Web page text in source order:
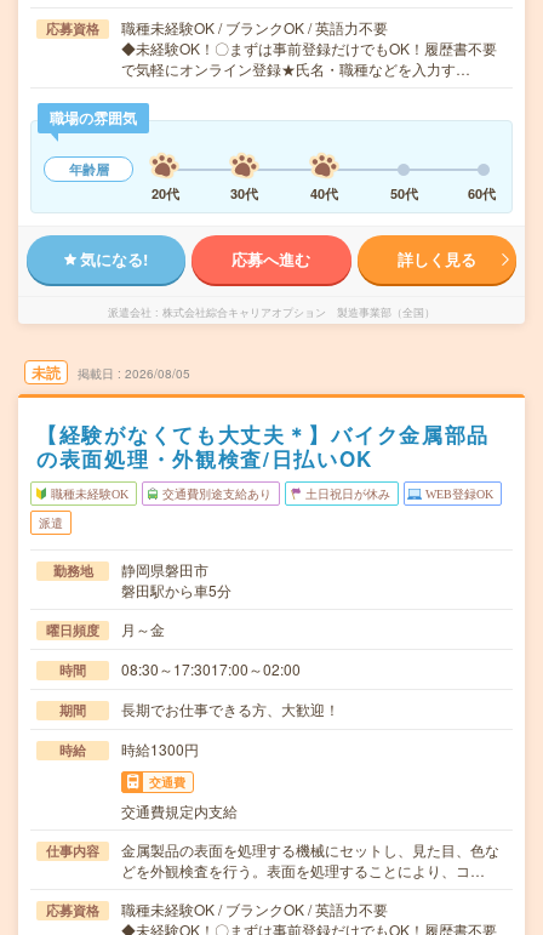
応募資格
職種未経験OK / ブランクOK / 英語力不要
◆未経験OK！〇まずは事前登録だけでもOK！履歴書不要
で気軽にオンライン登録★氏名・職種などを入力す…
職場の雰囲気
年齢層
20代
30代 40代 50代 60代
気になる! 応募へ進む 詳しく見る
派遣会社 株式会社綜合キャリアオプション 製造事業部（全国）
未読 掲載日 2026/08/05
【経験がなくても大丈夫＊】バイク金属部品
の表面処理・外観検査/日払いOK
職種未経験OK 交通費別途支給あり 土日祝日が休み WEB登録OK
派遣
勤務地
静岡県磐田市
磐田駅から車5分
曜日頻度 月～金
時間 08:30～17:3017:00～02:00
期間 長期でお仕事できる方、大歓迎！
時給 時給1300円
交通費
交通費規定内支給
仕事内容
金属製品の表面を処理する機械にセットし、見た目、色な
どを外観検査を行う。表面を処理することにより、コ…
応募資格
職種未経験OK / ブランクOK / 英語力不要
◆未経験OK！〇まずは事前登録だけでもOK！履歴書不要